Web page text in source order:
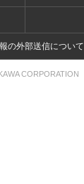
の外部送信について
CORPORATION